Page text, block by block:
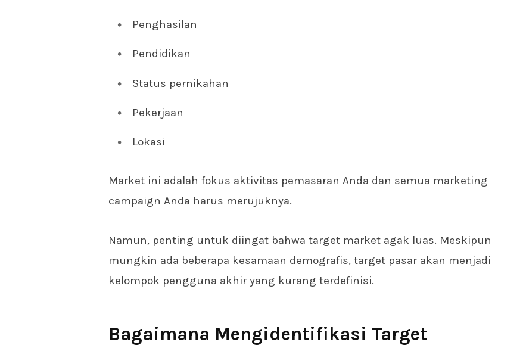
Penghasilan
Pendidikan
Status pernikahan
Pekerjaan
Lokasi
Market ini adalah fokus aktivitas pemasaran Anda dan semua marketing
campaign Anda harus merujuknya.
Namun, penting untuk diingat bahwa target market agak luas. Meskipun
mungkin ada beberapa kesamaan demografis, target pasar akan menjadi
kelompok pengguna akhir yang kurang terdefinisi.
Bagaimana Mengidentifikasi Target